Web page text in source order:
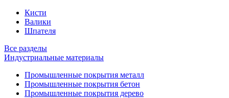
Кисти
Валики
Шпателя
Все разделы
Индустриальные материалы
Промышленные покрытия металл
Промышленные покрытия бетон
Промышленные покрытия дерево